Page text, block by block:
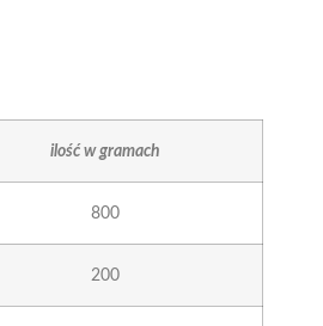
ilość w gramach
800
200